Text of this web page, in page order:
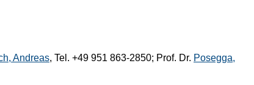
Andreas, Tel. +49 951 863-2850; Prof. Dr. Posegga,